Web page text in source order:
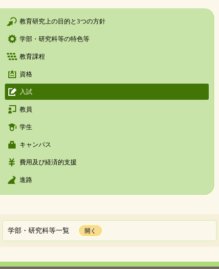
教育研究上の目的と3つの方針
学部・研究科等の特色等
教育課程
資格
入試
教員
学生
キャンパス
費用及び経済的支援
進路
学部・研究科等一覧